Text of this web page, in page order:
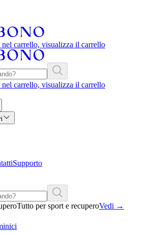
carrello, visualizza il carrello
carrello, visualizza il carrello
Supporto
Tutto per sport e recuperoVedi →